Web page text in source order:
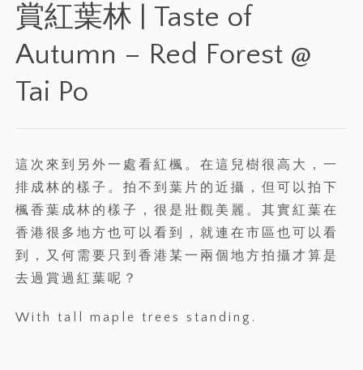
賞紅葉林 | Taste of
Autumn – Red Forest @
Tai Po
這次來到另外一處看紅楓。在這兒樹很高大，一
排成林的樣子。拍不到葉片的近攝，但可以拍下
楓香葉成林的樣子，很是壯觀美麗。其實紅葉在
香港很多地方也可以看到，就連在市區也可以看
到，又何需要只到香港某一兩個地方拍攝才算是
去過賞過紅葉呢？
With tall maple trees standing.